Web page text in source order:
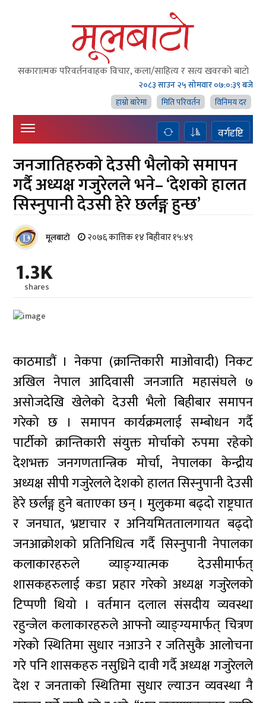
सकारात्मक परिवर्तनवाहक विचार, कला/साहित्य र सत्य खवरको बाटाे
२०८३ साउन २५ सोमवार०७:०:४० बजे
हाम्राे बारेमा
मिति परिवर्तन विनिमय दर
वर्गदृष्टि
जनजातिहरुको देउसी भैलोको समापन
गर्दै अध्यक्ष गजुरेलले भने– ‘देशको हालत
सिस्नुपानी देउसी हेरे छर्लङ्ग हुन्छ’
मूलबाटाे २०७६ कात्तिक १४ बिहीवार १५:४९
1.3K
shares
काठमाडौं । नेकपा (क्रान्तिकारी माओवादी) निकट
अखिल नेपाल आदिवासी जनजाति महासंघले ७
असोजदेखि खेलेको देउसी भैलो बिहीबार समापन
गरेको छ । समापन कार्यक्रमलाई सम्बोधन गर्दै
पार्टीको क्रान्तिकारी संयुक्त मोर्चाको रुपमा रहेको
देशभक्त जनगणतान्त्रिक मोर्चा, नेपालका केन्द्रीय
अध्यक्ष सीपी गजुरेलले देशको हालत सिस्नुपानी देउसी
हेरे छर्लङ्ग हुने बताएका छन् । मुलुकमा बढ्दो राष्ट्रघात
र जनघात, भ्रष्टाचार र अनियमिततालगायत बढ्दो
जनआक्रोशको प्रतिनिधित्व गर्दै सिस्नुपानी नेपालका
कलाकारहरुले व्याङ्ग्यात्मक देउसीमार्फत्
शासकहरुलाई कडा प्रहार गरेको अध्यक्ष गजुरेलको
टिप्पणी थियो । वर्तमान दलाल संसदीय व्यवस्था
रहुन्जेल कलाकारहरुले आफ्नो व्याङ्ग्यमार्फत् चित्रण
गरेको स्थितिमा सुधार नआउने र जतिसुकै आलोचना
गरे पनि शासकहरु नसुध्रिने दावी गर्दै अध्यक्ष गजुरेलले
देश र जनताको स्थितिमा सुधार ल्याउन व्यवस्था नै